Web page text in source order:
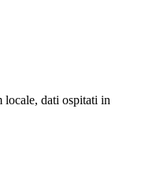
locale, dati ospitati in